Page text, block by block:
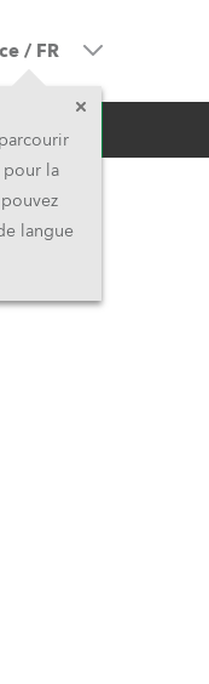
/ FR
pour la
langue
d'infos